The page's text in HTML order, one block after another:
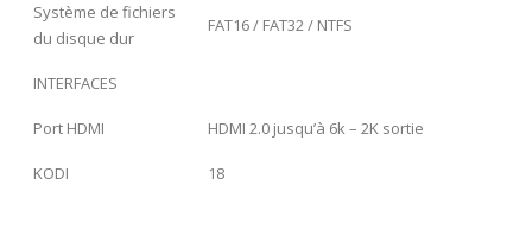
Système de fichiers
du disque dur
FAT16 / FAT32 / NTFS
INTERFACES
Port HDMI HDMI 2.0 jusqu’à 6k – 2K sortie
KODI 18